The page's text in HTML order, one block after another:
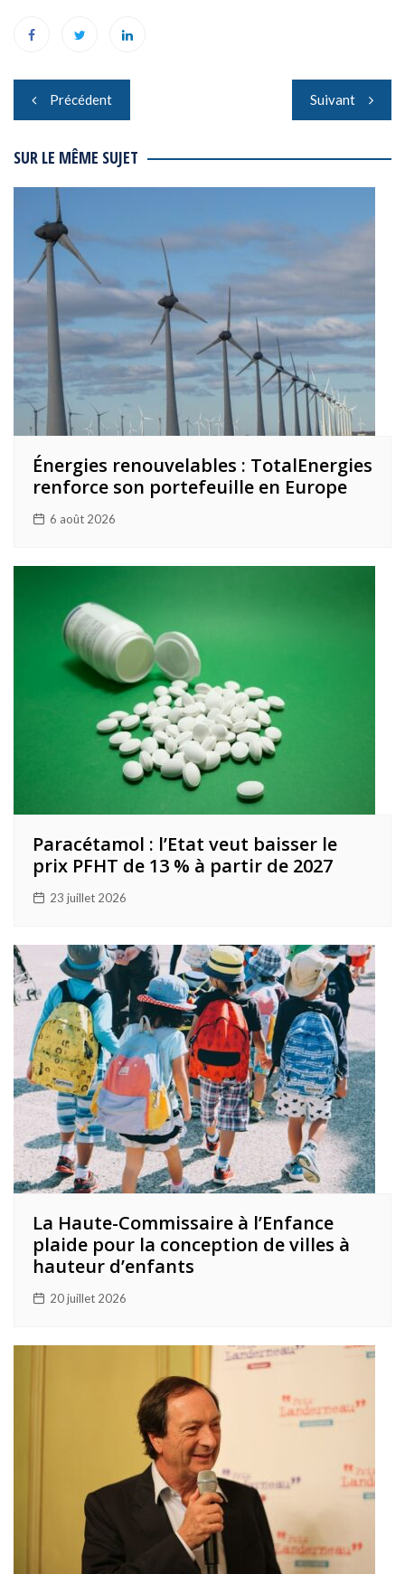
Navigation
de
l’article
Précédent Suivant
SUR LE MÊME SUJET
Énergies renouvelables : TotalEnergies
renforce son portefeuille en Europe
6 août 2026
Paracétamol : l’Etat veut baisser le
prix PFHT de 13 % à partir de 2027
23 juillet 2026
La Haute-Commissaire à l’Enfance
plaide pour la conception de villes à
hauteur d’enfants
20 juillet 2026